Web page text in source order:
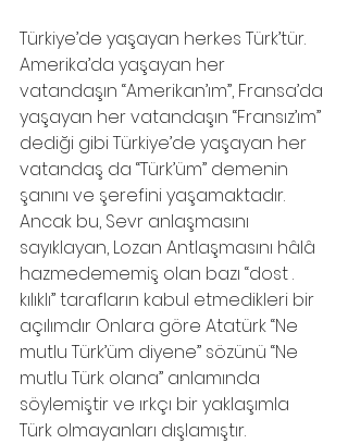
Türkiye’de yaşayan herkes Türk’tür.
Amerika’da yaşayan her
vatandaşın “Amerikan’ım”, Fransa’da
yaşayan her vatandaşın “Fransız’ım”
dediği gibi Türkiye’de yaşayan her
vatandaş da “Türk’üm” demenin
şanını ve şerefini yaşamaktadır.
Ancak bu, Sevr anlaşmasını
sayıklayan, Lozan Antlaşmasını hâlâ
hazmedememiş olan bazı “dost .
kılıklı” tarafların kabul etmedikleri bir
açılımdır Onlara göre Atatürk “Ne
mutlu Türk’üm diyene” sözünü “Ne
mutlu Türk olana” anlamında
söylemiştir ve ırkçı bir yaklaşımla
Türk olmayanları dışlamıştır.